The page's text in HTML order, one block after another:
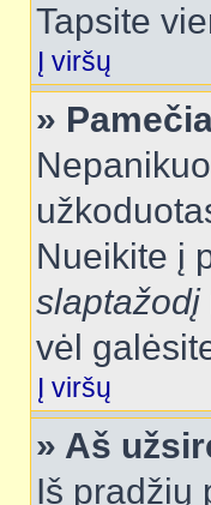
Tapsite
Į viršų
»
Nueikite į
slaptažodį
vėl
Į viršų
» Aš
Iš pradžių